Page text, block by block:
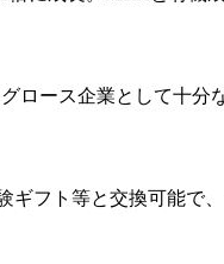
ロース企業として十分
フト等と交換可能で